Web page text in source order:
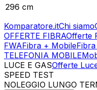
296 cm
Komparatore.itChi siamo
OFFERTE FIBRAOfferte
FWAFibra + Mobile
TELEFONIA MOBILE
LUCE E GASOfferte
SPEED TEST
NOLEGGIO LUNGO